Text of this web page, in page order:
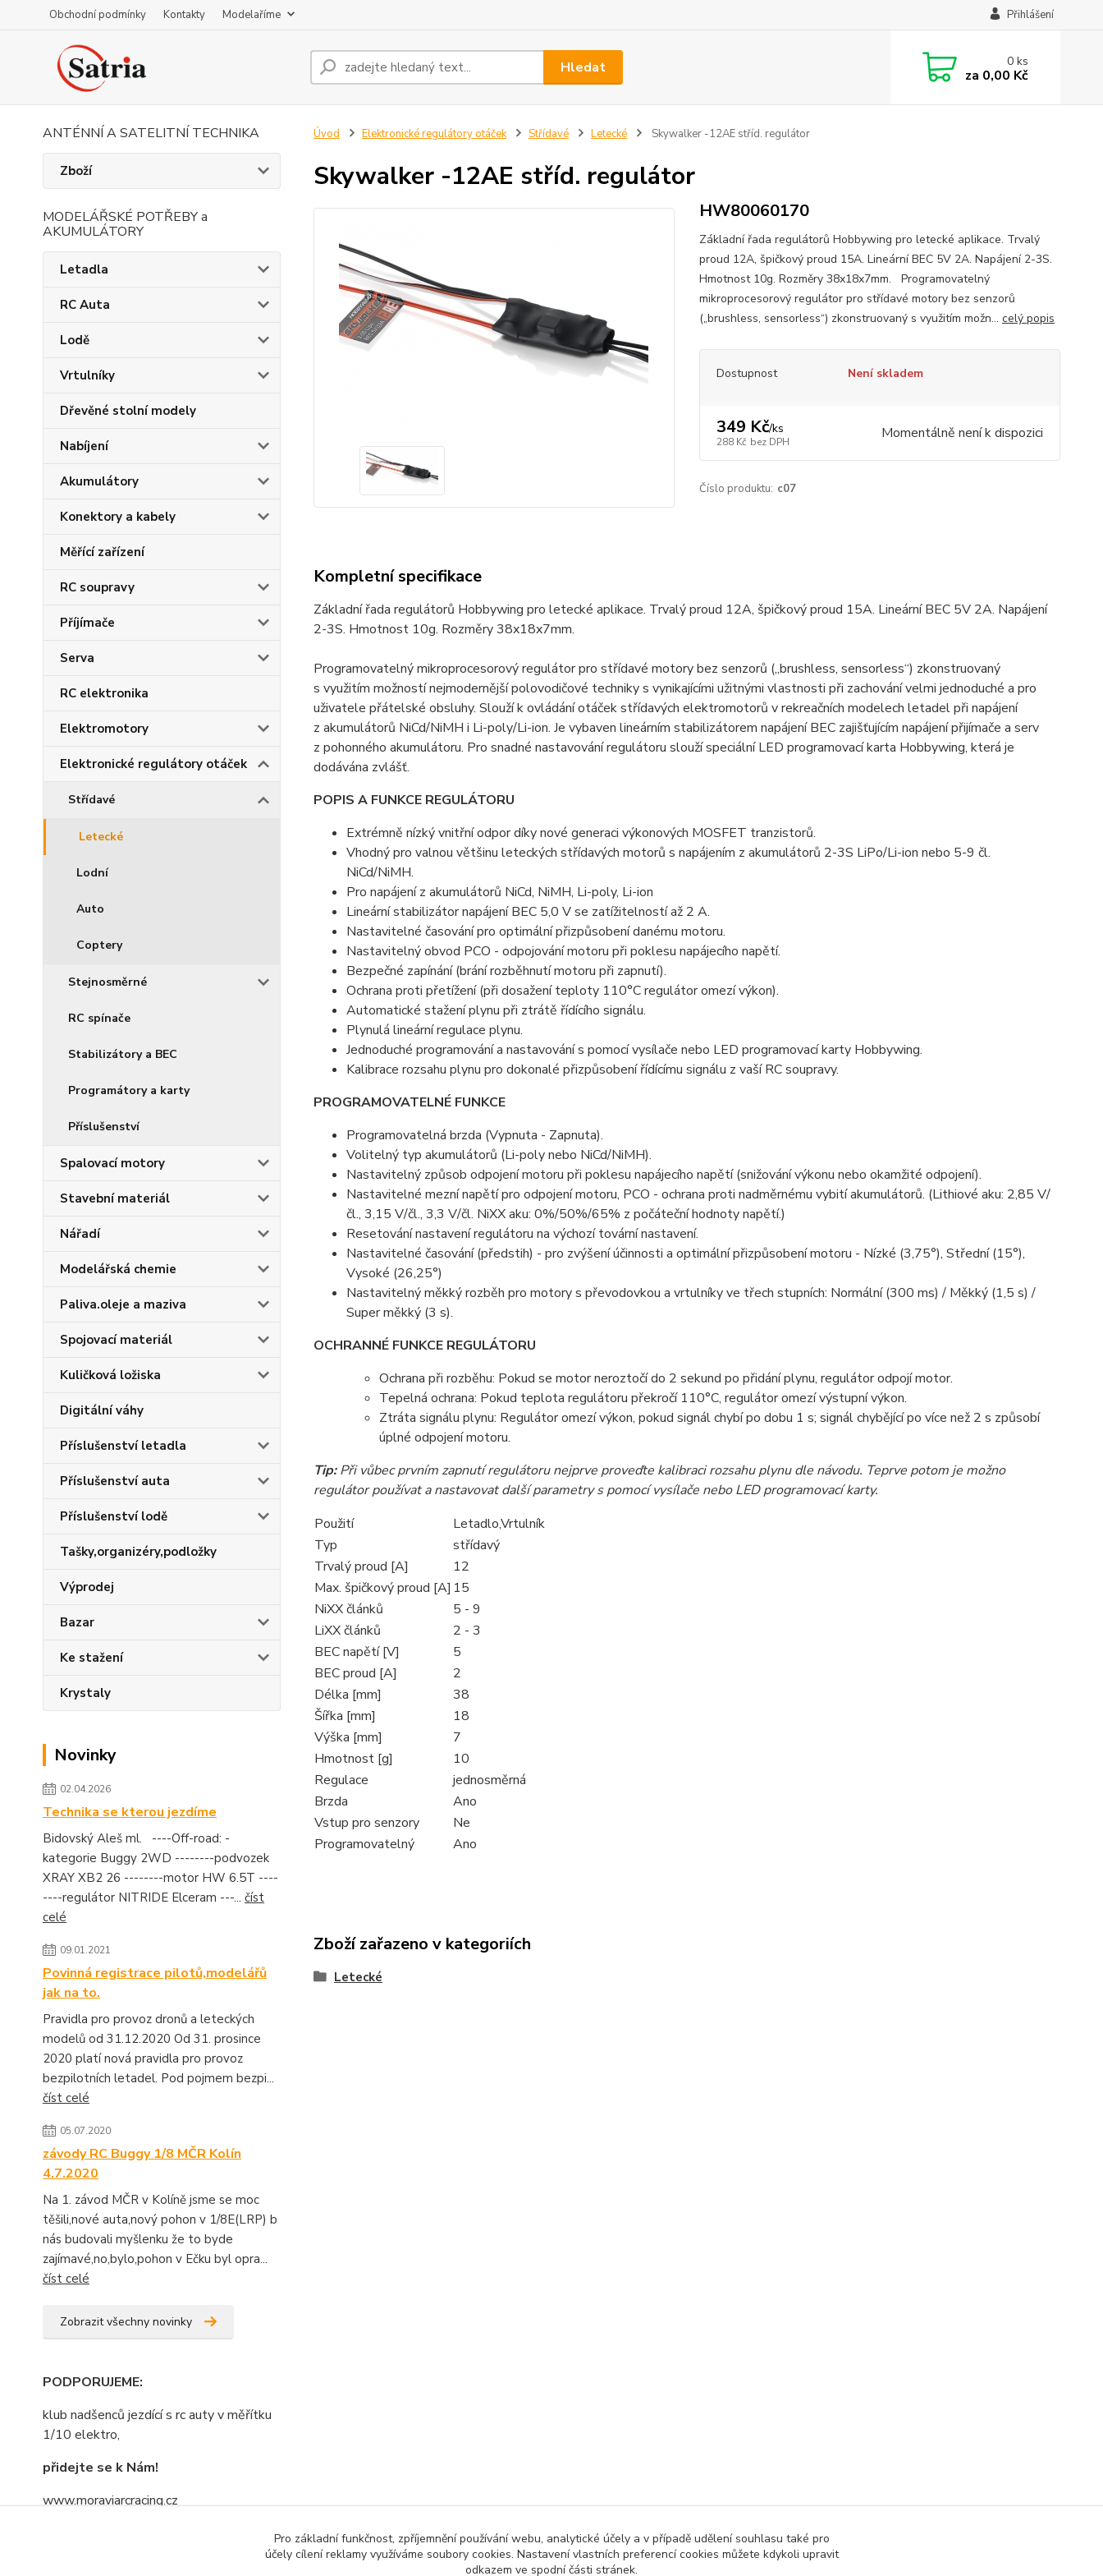
Obchodní podmínky Kontakty Modelaříme Přihlášení
Hledat 0ks
za 0,00 Kč
ANTÉNNÍ A SATELITNÍ TECHNIKA
Zboží
MODELÁŘSKÉ POTŘEBY a
AKUMULÁTORY
Letadla
RC Auta
Lodě
Vrtulníky
Dřevěné stolní modely
Nabíjení
Akumulátory
Konektory a kabely
Měřící zařízení
RC soupravy
Příjímače
Serva
RC elektronika
Elektromotory
Elektronické regulátory otáček
Střídavé
Letecké
Lodní
Auto
Coptery
Stejnosměrné
RC spínače
Stabilizátory a BEC
Programátory a karty
Příslušenství
Spalovací motory
Stavební materiál
Nářadí
Modelářská chemie
Paliva.oleje a maziva
Spojovací materiál
Kuličková ložiska
Digitální váhy
Příslušenství letadla
Příslušenství auta
Příslušenství lodě
Tašky,organizéry,podložky
Výprodej
Bazar
Ke stažení
Krystaly
Novinky
02.04.2026
Technika se kterou jezdíme
Bidovský Aleš ml. ----Off-road: -
kategorie Buggy 2WD --------podvozek
XRAY XB2 26 --------motor HW 6.5T ----
----regulátor NITRIDE Elceram ---... číst
celé
09.01.2021
Povinná registrace pilotů,modelářů
jak na to.
Pravidla pro provoz dronů a leteckých
modelů od 31.12.2020 Od 31. prosince
2020 platí nová pravidla pro provoz
bezpilotních letadel. Pod pojmem bezpi...
číst celé
05.07.2020
závody RC Buggy 1/8 MČR Kolín
4.7.2020
Na 1. závod MČR v Kolíně jsme se moc
těšili,nové auta,nový pohon v 1/8E(LRP) b
nás budovali myšlenku že to byde
zajímavé,no,bylo,pohon v Ečku byl opra...
číst celé
Zobrazit všechny novinky
PODPORUJEME:
klub nadšenců jezdící s rc auty v měřítku
1/10 elektro,
přidejte se k Nám!
www.moraviarcracing.cz
Úvod Elektronické regulátory otáček Střídavé Letecké Skywalker -12AE stříd. regulátor
Skywalker -12AE stříd. regulátor
HW80060170
Základní řada regulátorů Hobbywing pro letecké aplikace. Trvalý
proud 12A, špičkový proud 15A. Lineární BEC 5V 2A. Napájení 2-3S.
Hmotnost 10g. Rozměry 38x18x7mm. Programovatelný
mikroprocesorový regulátor pro střídavé motory bez senzorů
(„brushless, sensorless“) zkonstruovaný s využitím možn... celý popis
Dostupnost Není skladem
349 Kč/ks
288 Kč bez DPH Momentálně není k dispozici
Číslo produktu: c07
Kompletní specifikace
Základní řada regulátorů Hobbywing pro letecké aplikace. Trvalý proud 12A, špičkový proud 15A. Lineární BEC 5V 2A. Napájení
2-3S. Hmotnost 10g. Rozměry 38x18x7mm.
Programovatelný mikroprocesorový regulátor pro střídavé motory bez senzorů („brushless, sensorless“) zkonstruovaný
s využitím možností nejmodernější polovodičové techniky s vynikajícími užitnými vlastnosti při zachování velmi jednoduché a pro
uživatele přátelské obsluhy. Slouží k ovládání otáček střídavých elektromotorů v rekreačních modelech letadel při napájení
z akumulátorů NiCd/NiMH i Li-poly/Li-ion. Je vybaven lineárním stabilizátorem napájení BEC zajišťujícím napájení přijímače a serv
z pohonného akumulátoru. Pro snadné nastavování regulátoru slouží speciální LED programovací karta Hobbywing, která je
dodávána zvlášť.
POPIS A FUNKCE REGULÁTORU
Extrémně nízký vnitřní odpor díky nové generaci výkonových MOSFET tranzistorů.
Vhodný pro valnou většinu leteckých střídavých motorů s napájením z akumulátorů 2-3S LiPo/Li-ion nebo 5-9 čl.
NiCd/NiMH.
Pro napájení z akumulátorů NiCd, NiMH, Li-poly, Li-ion
Lineární stabilizátor napájení BEC 5,0 V se zatížitelností až 2 A.
Nastavitelné časování pro optimální přizpůsobení danému motoru.
Nastavitelný obvod PCO - odpojování motoru při poklesu napájecího napětí.
Bezpečné zapínání (brání rozběhnutí motoru při zapnutí).
Ochrana proti přetížení (při dosažení teploty 110°C regulátor omezí výkon).
Automatické stažení plynu při ztrátě řídícího signálu.
Plynulá lineární regulace plynu.
Jednoduché programování a nastavování s pomocí vysílače nebo LED programovací karty Hobbywing.
Kalibrace rozsahu plynu pro dokonalé přizpůsobení řídícímu signálu z vaší RC soupravy.
PROGRAMOVATELNÉ FUNKCE
Programovatelná brzda (Vypnuta - Zapnuta).
Volitelný typ akumulátorů (Li-poly nebo NiCd/NiMH).
Nastavitelný způsob odpojení motoru při poklesu napájecího napětí (snižování výkonu nebo okamžité odpojení).
Nastavitelné mezní napětí pro odpojení motoru, PCO - ochrana proti nadměrnému vybití akumulátorů. (Lithiové aku: 2,85 V/
čl., 3,15 V/čl., 3,3 V/čl. NiXX aku: 0%/50%/65% z počáteční hodnoty napětí.)
Resetování nastavení regulátoru na výchozí tovární nastavení.
Nastavitelné časování (předstih) - pro zvýšení účinnosti a optimální přizpůsobení motoru - Nízké (3,75°), Střední (15°),
Vysoké (26,25°)
Nastavitelný měkký rozběh pro motory s převodovkou a vrtulníky ve třech stupních: Normální (300 ms) / Měkký (1,5 s) /
Super měkký (3 s).
OCHRANNÉ FUNKCE REGULÁTORU
Ochrana při rozběhu: Pokud se motor neroztočí do 2 sekund po přidání plynu, regulátor odpojí motor.
Tepelná ochrana: Pokud teplota regulátoru překročí 110°C, regulátor omezí výstupní výkon.
Ztráta signálu plynu: Regulátor omezí výkon, pokud signál chybí po dobu 1 s; signál chybějící po více než 2 s způsobí
úplné odpojení motoru.
Tip:Při vůbec prvním zapnutí regulátoru nejprve proveďte kalibraci rozsahu plynu dle návodu. Teprve potom je možno
regulátor používat a nastavovat další parametry s pomocí vysílače nebo LED programovací karty.
Použití
Letadlo,Vrtulník
Typ
střídavý
Trvalý proud [A]
12
Max. špičkový proud [A] 15
NiXX článků
5 - 9
LiXX článků
2 - 3
BEC napětí [V]
5
BEC proud [A]
2
Délka [mm]
38
Šířka [mm]
18
Výška [mm]
7
Hmotnost [g]
10
Regulace
jednosměrná
Brzda
Ano
Vstup pro senzory
Ne
Programovatelný
Ano
Zboží zařazeno v kategoriích
Letecké
Pro základní funkčnost, zpříjemnění používání webu, analytické účely a v případě udělení souhlasu také pro
účely cílení reklamy využíváme soubory cookies. Nastavení vlastních preferencí cookies můžete kdykoli upravit
odkazem ve spodní části stránek.